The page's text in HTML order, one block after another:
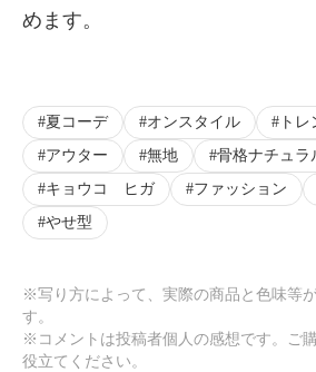
めます。
夏コーデ オンスタイル トレ
アウター
無地
骨格ナチュラ
キョウコ ヒガ
ファッション
やせ型
※写り方によって、実際の商品と色味等
す。
※コメントは投稿者個人の感想です。ご
役立てください。